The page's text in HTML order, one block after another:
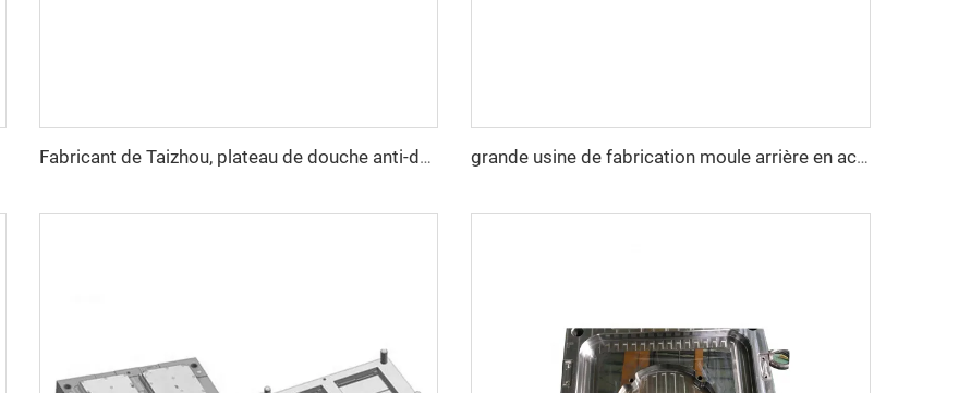
Fabricant de Taizhou, plateau de douche anti-dérapant durable, outil de moule de base de plateau de douche OEM grande usine de fabrication moule arrière en acier SMC